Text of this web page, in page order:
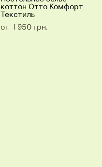
коттон Отто Комфорт
Текстиль
от 1 950 грн.